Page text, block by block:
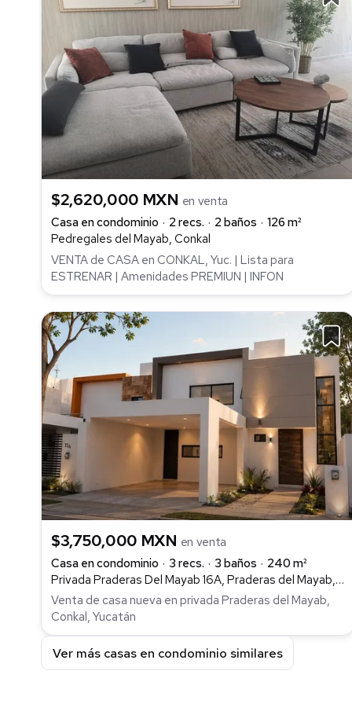
$2,620,000 MXN en venta
Casa en condominio
2 recs. 2 baños
126 m²
Pedregales del Mayab, Conkal
VENTA de CASA en CONKAL, Yuc. | Lista para
ESTRENAR | Amenidades PREMIUN | INFON
$3,750,000 MXN en venta
Casa en condominio
3 recs. 3 baños
240 m²
Privada Praderas Del Mayab 16A, Praderas del Mayab, Conkal
Venta de casa nueva en privada Praderas del Mayab,
Conkal, Yucatán
Ver más casas en condominio similares